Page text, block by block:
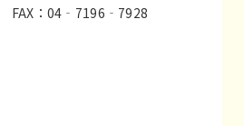
FAX：04‐7196‐7928